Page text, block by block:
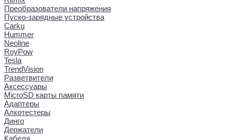
Преобразователи напряжения
Пуско-зарядные устройства
Carku
Hummer
Neoline
RoyPow
Tesla
TrendVision
Разветвители
Аксессуары
MicroSD карты памяти
Адаптеры
Алкотестеры
Динго
Держатели
Кабеля